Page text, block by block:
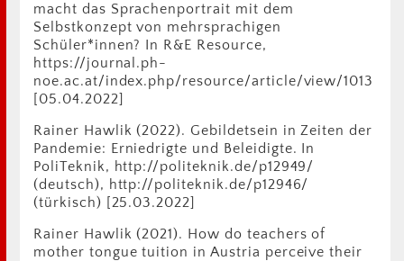
macht das Sprachenportrait mit dem
Selbstkonzept von mehrsprachigen
Schüler*innen? In R&E Resource,
https://journal.ph-
noe.ac.at/index.php/resource/article/view/1013
[05.04.2022]
Rainer Hawlik (2022). Gebildetsein in Zeiten der
Pandemie: Erniedrigte und Beleidigte. In
PoliTeknik, http://politeknik.de/p12949/
(deutsch), http://politeknik.de/p12946/
(türkisch) [25.03.2022]
Rainer Hawlik (2021). How do teachers of
mother tongue tuition in Austria perceive their